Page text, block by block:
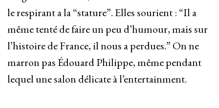
le respirant a la “stature”. Elles sourient : “Il a
même tenté de faire un peu d’humour, mais sur
l’histoire de France, il nous a perdues.” On ne
marron pas Édouard Philippe, même pendant
lequel une salon délicate à l’entertainment.